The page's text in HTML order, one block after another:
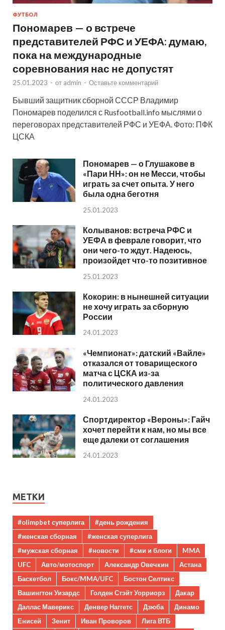
ФУТБОЛ
Пономарев — о встрече
представителей РФС и УЕФА: думаю,
пока на международные
соревнования нас не допустят
25.01.2023 - от admin - Оставьте комментарий
Бывший защитник сборной СССР Владимир
Пономарев поделился с Rusfootball.info мыслями о
переговорах представителей РФС и УЕФА. Фото: ПФК
ЦСКА
Пономарев — о Глушакове в
«Пари НН»: он не Месси, чтобы
играть за счет опыта. У него
была одна беготня
25.01.2023
Колыванов: встреча РФС и
УЕФА в феврале говорит, что
они чего-то ждут. Надеюсь,
произойдет что-то позитивное
25.01.2023
Кокорин: в нынешней ситуации
не хочу играть за сборную
России
24.01.2023
«Чемпионат»: датский «Вайле»
отказался от товарищеского
матча с ЦСКА из-за
политического давления
24.01.2023
Спортдиректор «Вероны»: Гайч
хочет перейти к нам, но мы все
еще далеки от соглашения
24.01.2023
МЕТКИ
#olimpbet суперлига
#день рождения
#женская сборная
#женская суперлига
#мужская сборная
#новости #сми и блоги
MMA
UFC
Авто/мотоспорт Александр Овечкин
Астана
Баскетбол
Бокс/MMA/UFC
Бостон Селтикс
Вашингтон Уизардс
Голден Стэйт Уорриорз
Дакар
Даллас Маверикс
Денвер Наггетс Дзюба
Динамо
Енисей
Зенит Иван Проворов
Лига ВТБ